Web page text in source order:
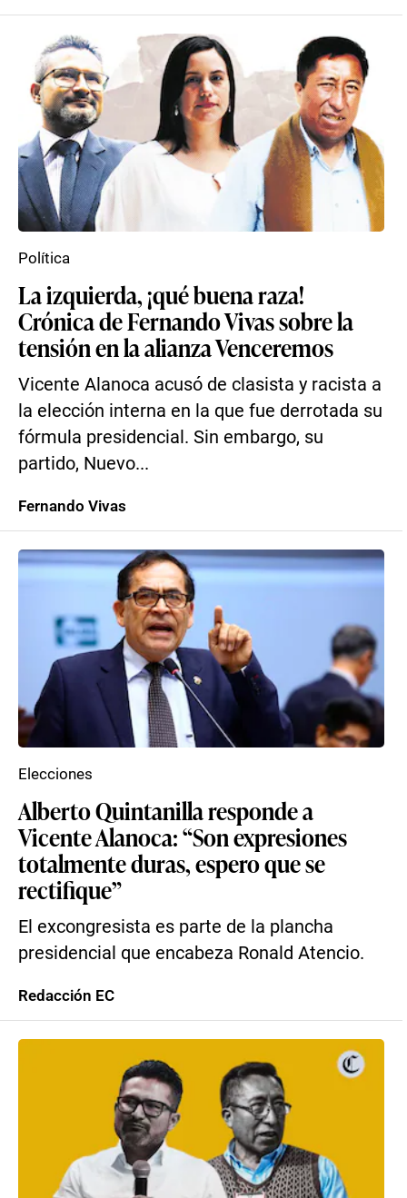
La izquierda, ¡qué buena raza!
Crónica de Fernando Vivas sobre la
tensión en la alianza Venceremos
Vicente Alanoca acusó de clasista y racista a
la elección interna en la que fue derrotada su
fórmula presidencial. Sin embargo, su
partido, Nuevo...
Política
Fernando Vivas
Alberto Quintanilla responde a
Vicente Alanoca: “Son expresiones
totalmente duras, espero que se
rectifique”
El excongresista es parte de la plancha
presidencial que encabeza Ronald Atencio.
Elecciones
Redacción EC